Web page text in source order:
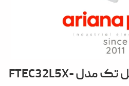
فن فیلتر سایز 32 آریل تک مدل FTEC32L5X-